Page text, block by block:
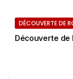
DÉCOUVERTE DE
Découverte de